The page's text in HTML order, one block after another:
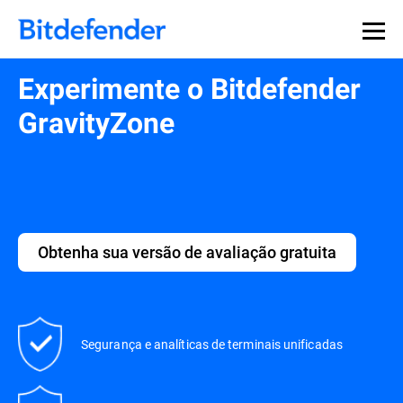
Experimente o Bitdefender
GravityZone
Obtenha sua versão de avaliação gratuita
Segurança e analíticas de terminais unificadas